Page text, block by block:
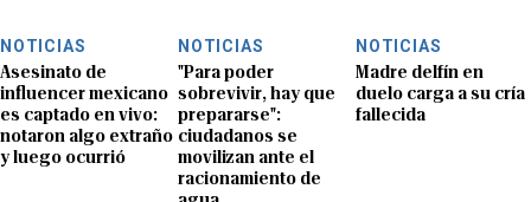
NOTICIAS
Asesinato de
influencer mexicano
es captado en vivo:
notaron algo extraño
y luego ocurrió
NOTICIAS
"Para poder
sobrevivir, hay que
prepararse":
ciudadanos se
movilizan ante el
racionamiento de
NOTICIAS
Madre delfín en
duelo carga a su cría
fallecida